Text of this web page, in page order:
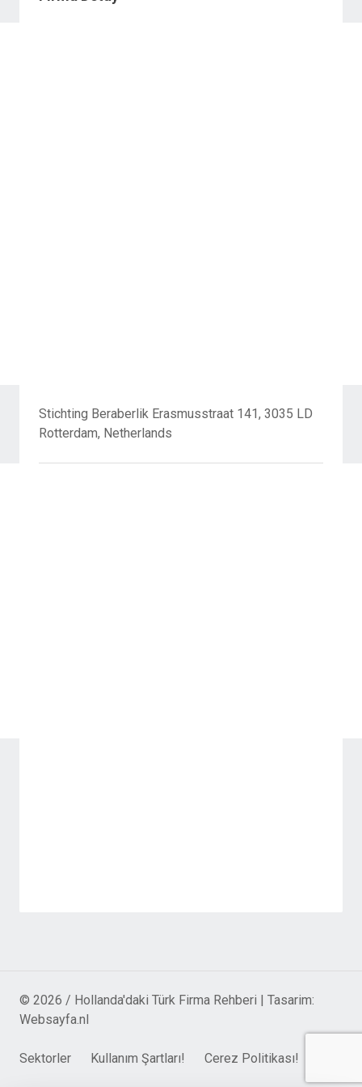
Stichting Beraberlik Erasmusstraat 141, 3035 LD
Rotterdam, Netherlands
© 2026 / Hollanda'daki Türk Firma Rehberi | Tasarim:
Websayfa.nl
Sektorler Kullanım Şartları! Cerez Politikası!